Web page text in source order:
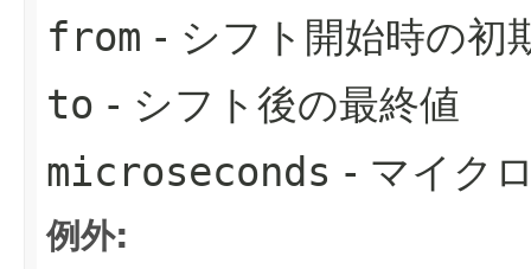
from - シフト開始時の初
to - シフト後の最終値
microseconds - マイク
例外: